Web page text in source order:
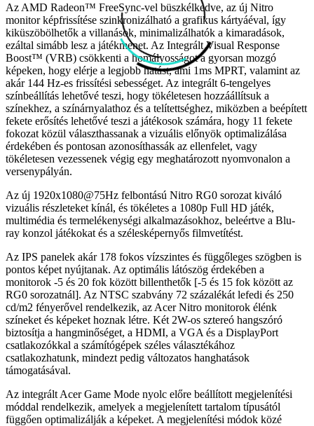
Az AMD Radeon™ FreeSync-vel büszkélkedve, az új Nitro
monitor képfrissítése szinkronizálható a grafikus kártyáéval, így
kiküszöbölhetők a villanások, minimalizálhatók a kimaradások,
ezáltal simább lesz a játékmenet. Az Integrált Visual Response
Boost™ (VRB) csökkenti a homályosságot a gyorsan mozgó
képeken, hogy elérje a legjobb hatást, ami 1ms MPRT, valamint az
akár 144 Hz-es frissítési sebességet. Az integrált 6-tengelyes
színbeállítás lehetővé teszi, hogy tökéletesen hozzáállítsuk a
színekhez, a színárnyalathoz és a telítettséghez, miközben a beépített
fekete erősítés lehetővé teszi a játékosok számára, hogy 11 fekete
fokozat közül választhassanak a vizuális előnyök optimalizálása
érdekében és pontosan azonosíthassák az ellenfelet, vagy
tökéletesen vezessenek végig egy meghatározott nyomvonalon a
versenypályán.
Az új 1920x1080@75Hz felbontású Nitro RG0 sorozat kiváló
vizuális részleteket kínál, és tökéletes a 1080p Full HD játék,
multimédia és termelékenységi alkalmazásokhoz, beleértve a Blu-
ray konzol játékokat és a szélesképernyős filmvetítést.
Az IPS panelek akár 178 fokos vízszintes és függőleges szögben is
pontos képet nyújtanak. Az optimális látószög érdekében a
monitorok -5 és 20 fok között billenthetők [-5 és 15 fok között az
RG0 sorozatnál]. Az NTSC szabvány 72 százalékát lefedi és 250
cd/m2 fényerővel rendelkezik, az Acer Nitro monitorok élénk
színeket és képeket hoznak létre. Két 2W-os sztereó hangszóró
biztosítja a hangminőséget, a HDMI, a VGA és a DisplayPort
csatlakozókkal a számítógépek széles választékához
csatlakozhatunk, mindezt pedig változatos hanghatások
támogatásával.
Az integrált Acer Game Mode nyolc előre beállított megjelenítési
móddal rendelkezik, amelyek a megjelenített tartalom típusától
függően optimalizálják a képeket. A megjelenítési módok közé